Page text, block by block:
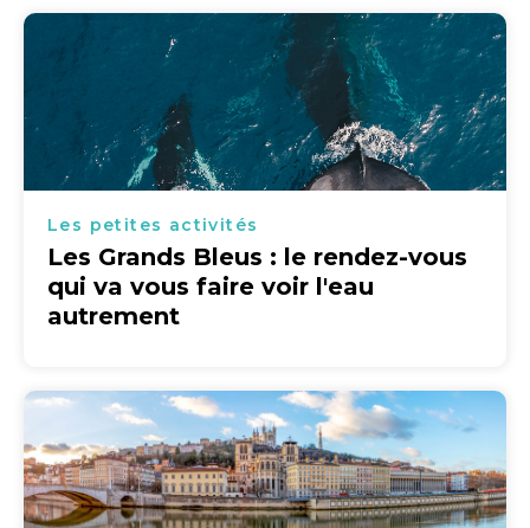
Les petites activités
Les Grands Bleus : le rendez-vous
qui va vous faire voir l'eau
autrement